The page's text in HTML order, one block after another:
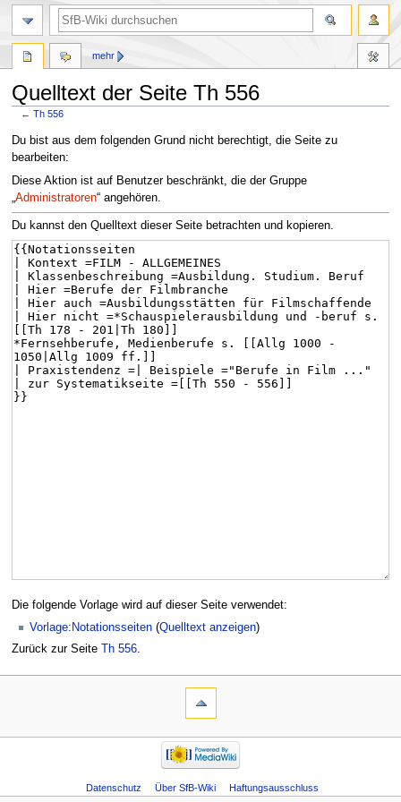
Quelltext der Seite Th 556
←Th 556
Zur
Navigation
springen
Zur
Suche
springen
Du bist aus dem folgenden Grund nicht berechtigt, die Seite zu
bearbeiten:
Diese Aktion ist auf Benutzer beschränkt, die der Gruppe
Administratoren“ angehören.
Du kannst den Quelltext dieser Seite betrachten und kopieren.
Die folgende Vorlage wird auf dieser Seite verwendet:
Vorlage:Notationsseiten (Quelltext anzeigen)
Zurück zur Seite
Th 556.
mehr
Datenschutz Über SfB-Wiki Haftungsausschluss